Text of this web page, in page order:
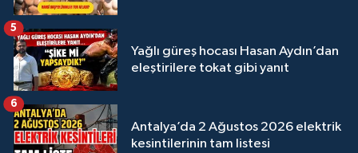
Yağlı güreş hocası Hasan Aydın’dan
eleştirilere tokat gibi yanıt
5
Antalya’da 2 Ağustos 2026 elektrik
kesintilerinin tam listesi
6